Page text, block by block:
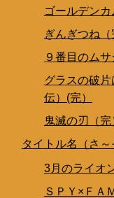
ゴールデンカ
ぎんぎつね（
９番目のム
グラスの破
伝）(完）
鬼滅の刃（完
タイトル名（さ
3月のライオ
ＳＰＹ×ＦＡ